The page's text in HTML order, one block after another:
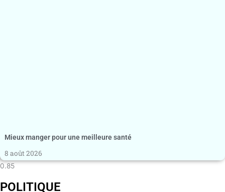
Mieux manger pour une meilleure santé
8 août 2026
POLITIQUE